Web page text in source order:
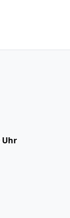
Uhr